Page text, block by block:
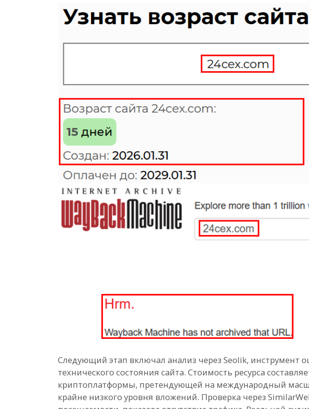
Следующий этап включал анализ через Seolik, инструмент
технического состояния сайта. Стоимость ресурса
криптоплатформы, претендующей на международный
крайне низкого уровня вложений. Проверка через